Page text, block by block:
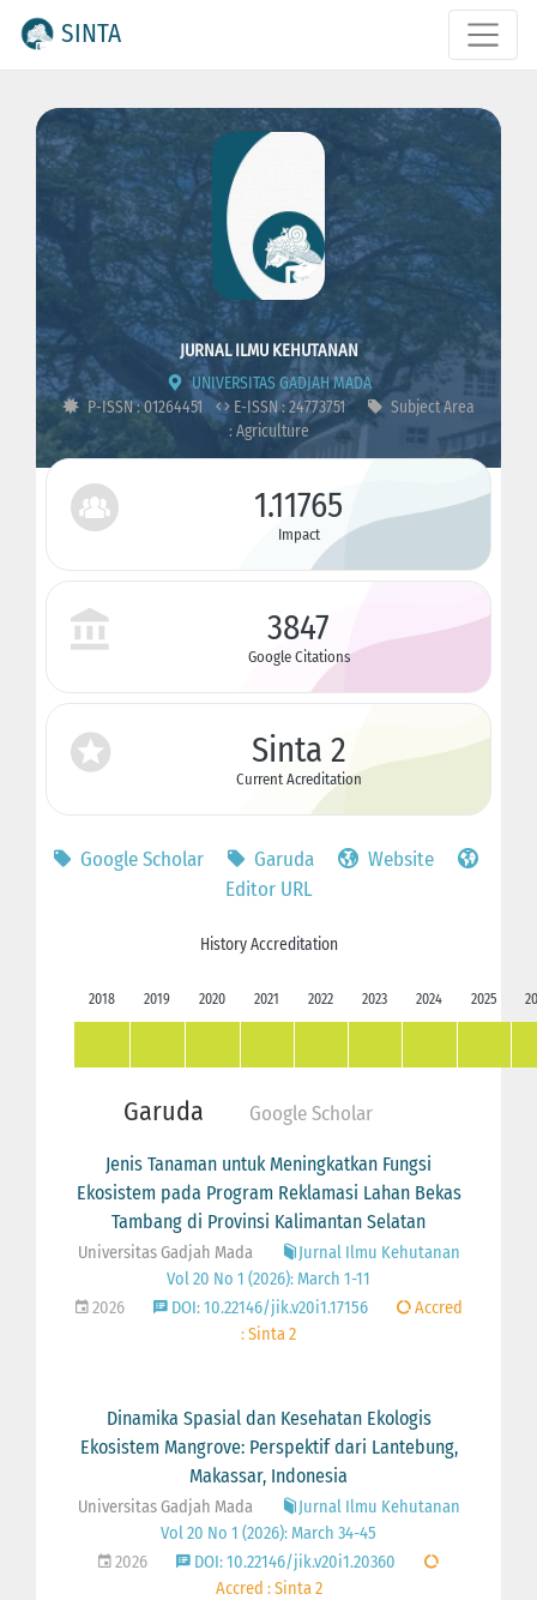
SINTA
JURNAL ILMU KEHUTANAN
UNIVERSITAS GADJAH MADA
P-ISSN : 01264451
E-ISSN : 24773751
Subject Area
: Agriculture
1.11765
Impact
3847
Google Citations
Sinta 2
Current Acreditation
Google Scholar Garuda
Website
Editor URL
History Accreditation
2018 2019 2020 2021 2022 2023 2024 2025
Garuda Google Scholar
Jenis Tanaman untuk Meningkatkan Fungsi
Ekosistem pada Program Reklamasi Lahan Bekas
Tambang di Provinsi Kalimantan Selatan
Universitas Gadjah Mada
Jurnal Ilmu Kehutanan
Vol 20 No 1 (2026): March 1-11
2026
DOI: 10.22146/jik.v20i1.17156
Accred
: Sinta 2
Dinamika Spasial dan Kesehatan Ekologis
Ekosistem Mangrove: Perspektif dari Lantebung,
Makassar, Indonesia
Universitas Gadjah Mada
Jurnal Ilmu Kehutanan
Vol 20 No 1 (2026): March 34-45
2026
DOI: 10.22146/jik.v20i1.20360
Accred : Sinta 2